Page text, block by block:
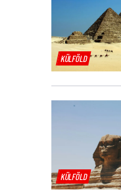
KÜLFÖLD
KÜLFÖLD